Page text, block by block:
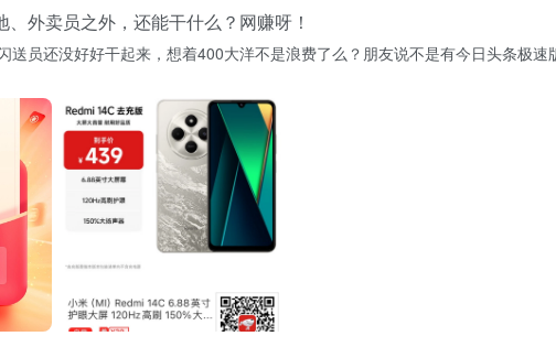
外卖员之外，还能干什么？网赚呀！
送员还没好好干起来，想着400大洋不是浪费了么？朋友说不是有今日头条极速